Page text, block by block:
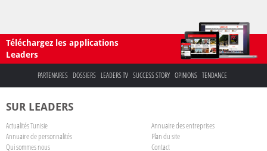
Téléchargez les applications
Leaders
PARTENAIRES DOSSIERS LEADERS TV SUCCESS STORY OPINIONS TENDANCE
SUR LEADERS
Actualités Tunisie
Annuaire des entreprises
Annuaire de personnalités
Plan du site
Qui sommes nous
Contact